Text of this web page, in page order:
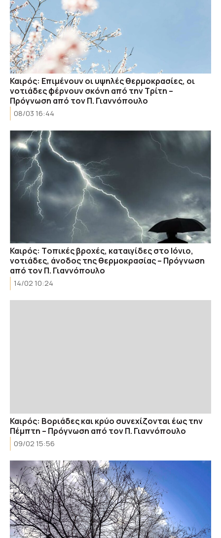
Καιρός: Επιμένουν οι υψηλές θερμοκρασίες, oι
νοτιάδες φέρνουν σκόνη από την Τρίτη –
Πρόγνωση από τον Π. Γιαννόπουλο
08/03 16:44
Καιρός: Tοπικές βροχές, καταιγίδες στο Ιόνιο,
νοτιάδες, άνοδος της θερμοκρασίας – Πρόγνωση
από τον Π. Γιαννόπουλο
14/02 10:24
Καιρός: Βοριάδες και κρύο συνεχίζονται έως την
Πέμπτη – Πρόγνωση από τον Π. Γιαννόπουλο
09/02 15:56